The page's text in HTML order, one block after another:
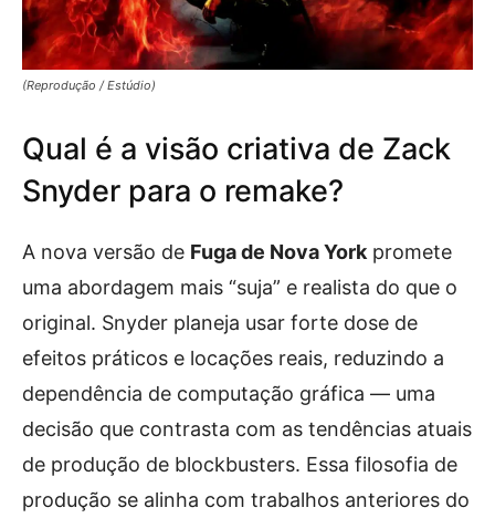
(Reprodução / Estúdio)
Qual é a visão criativa de Zack
Snyder para o remake?
A nova versão de Fuga de Nova York promete
uma abordagem mais “suja” e realista do que o
original. Snyder planeja usar forte dose de
efeitos práticos e locações reais, reduzindo a
dependência de computação gráfica — uma
decisão que contrasta com as tendências atuais
de produção de blockbusters. Essa filosofia de
produção se alinha com trabalhos anteriores do